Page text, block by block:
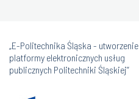
„E-Politechnika Śląska - utworzenie
platformy elektronicznych usług
publicznych Politechniki Śląskiej”